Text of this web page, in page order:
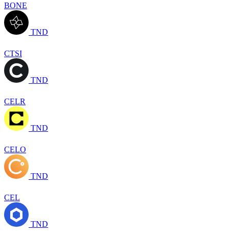
BONE
TND
CTSI
TND
CELR
TND
CELO
TND
CEL
TND